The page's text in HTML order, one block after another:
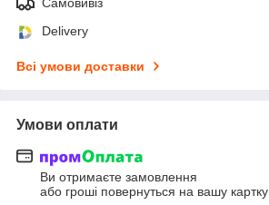
Delivery
Всі умови доставки
Умови оплати
Ви отримаєте замовлення
або гроші повернуться на вашу картку